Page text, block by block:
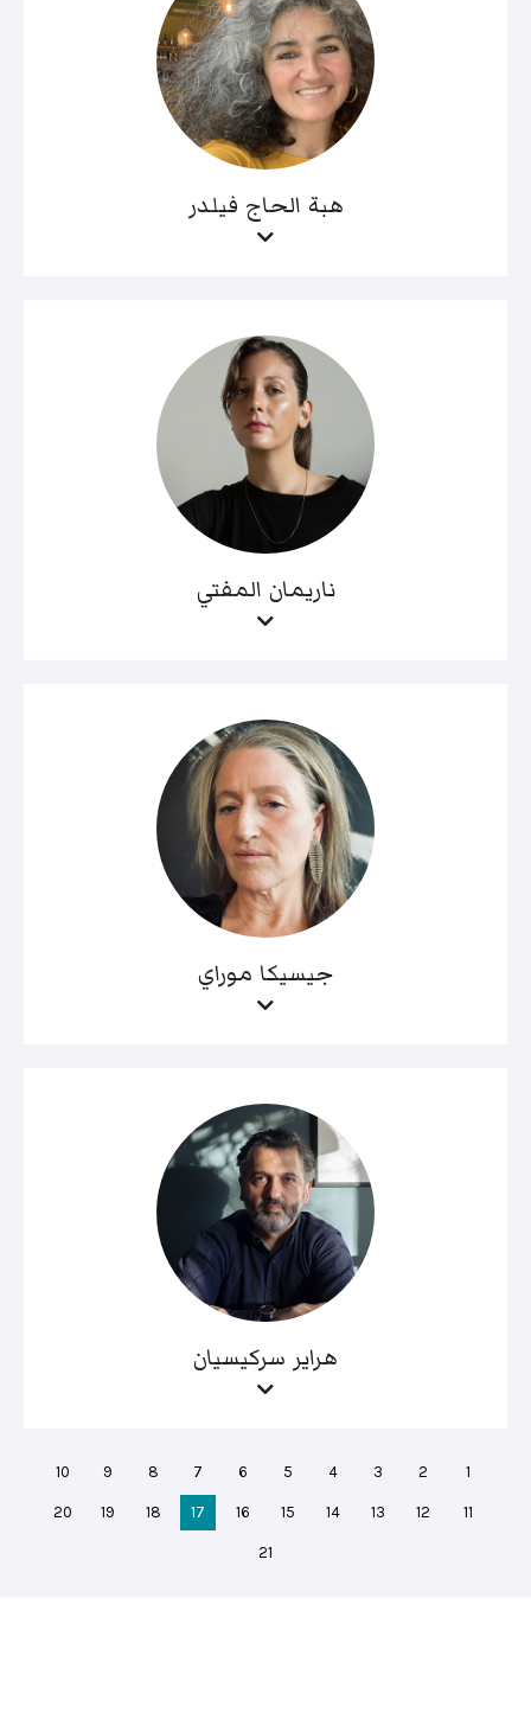
هبة الحاج فيلدر
ناريمان المفتي
جيسيكا موراي
هراير سركيسيان
1
2
3
4
5
6
7
8
9
10
11
12
13
14
15
16
17
18
19
20
21